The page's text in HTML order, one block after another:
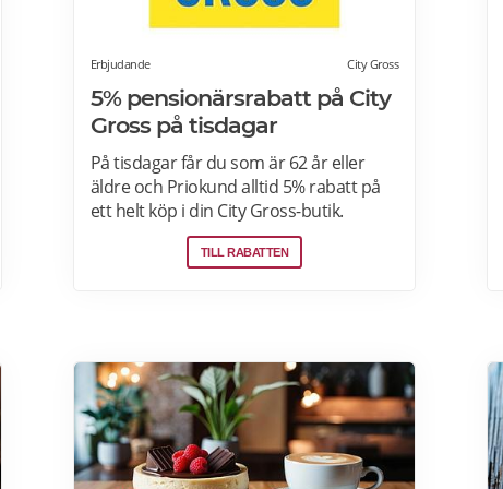
Erbjudande City Gross
5% pensionärsrabatt på City
Gross på tisdagar
På tisdagar får du som är 62 år eller
äldre och Priokund alltid 5% rabatt på
ett helt köp i din City Gross-butik.
Identifiera dig som Priokund och säg
bara till i kassan i butiken så löser vi in
modersmjölksersättning, presentkort
och pant. Läs mer om
pensionärsrabatter på City Gross här.
TILL RABATTEN